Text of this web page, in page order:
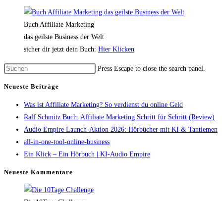
Buch Affiliate Marketing
das geilste Business der Welt
sicher dir jetzt dein Buch: Hier Klicken
Press Escape to close the search panel.
Neueste Beiträge
Was ist Affiliate Marketing? So verdienst du online Geld
Ralf Schmitz Buch: Affiliate Marketing Schritt für Schritt (Review)
Audio Empire Launch-Aktion 2026: Hörbücher mit KI & Tantiemen
all-in-one-tool-online-business
Ein Klick – Ein Hörbuch | KI‑Audio Empire
Neueste Kommentare